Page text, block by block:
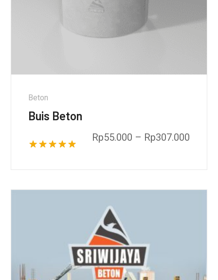
Beton
Buis Beton
Rp55.000 – Rp307.000